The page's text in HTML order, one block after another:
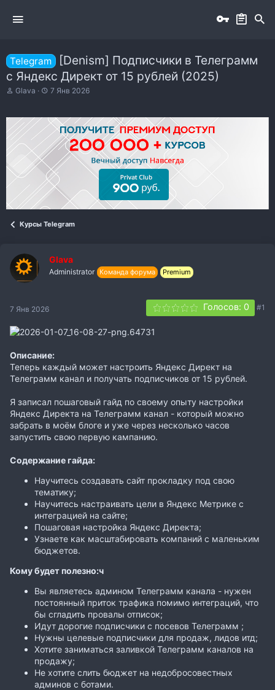
Telegram
[Denism] Подписчики в Телеграмм
с Яндекс Директ от 15 рублей (2025)
А
о
р
т
е
Glava
Д
а
ч
л
а
7 Янв 2026
Курсы Telegram
Glava
Administrator Команда форума Premium
7 Янв 2026 Голосов: 0 #1
Описание:
Теперь каждый может настроить Яндекс Директ на
Телеграмм канал и получать подписчиков от 15 рублей.
Я записал пошаговый гайд по своему опыту настройки
Яндекс Директа на Телеграмм канал - который можно
забрать в моём блоге и уже через несколько часов
запустить свою первую кампанию.
Содержание гайда:
Научитесь создавать сайт прокладку под свою
тематику;
Научитесь настраивать цели в Яндекс Метрике с
интеграцией на сайте;
Пошаговая настройка Яндекс Директа;
Узнаете как масштабировать компаний с маленьким
бюджетов.
Кому будет полезно:ч
Вы являетесь админом Телеграмм канала - нужен
постоянный приток трафика помимо интеграций, что
бы сгладить провалы отписок;
Идут дорогие подписчики с посевов Телеграмм ;
Нужны целевые подписчики для продаж, лидов итд;
Хотите заниматься заливкой Телеграмм каналов на
продажу;
Не хотите слить бюджет на недобросовестных
админов с ботами.